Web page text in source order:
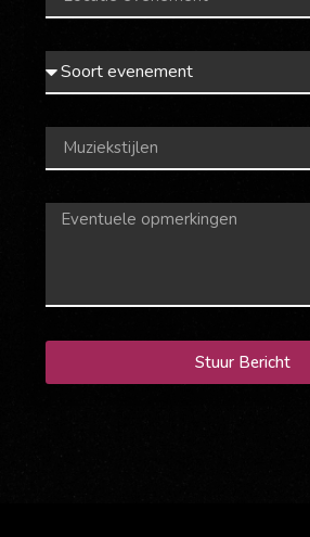
Stuur Bericht